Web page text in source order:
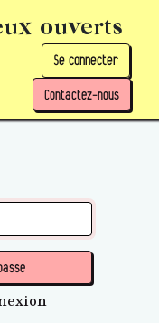
ouverts
Se connecter
Contactez-nous